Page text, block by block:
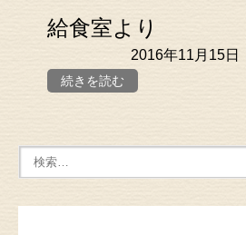
給食室より
2016年11月15日
続きを読む